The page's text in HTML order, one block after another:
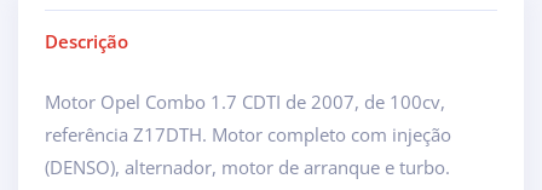
Descrição
Motor Opel Combo 1.7 CDTI de 2007, de 100cv,
referência Z17DTH. Motor completo com injeção
(DENSO), alternador, motor de arranque e turbo.